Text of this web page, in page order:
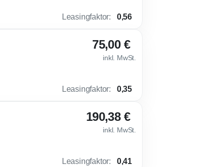
Leasingfaktor: 0,56
75,00 €
inkl. MwSt.
Leasingfaktor: 0,35
190,38 €
inkl. MwSt.
Leasingfaktor: 0,41